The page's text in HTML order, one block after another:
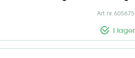
Art. nr. 605675
I lager